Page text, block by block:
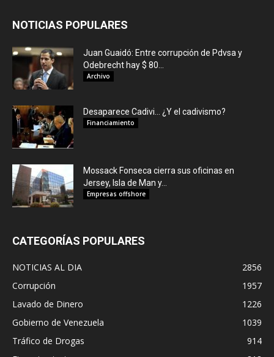
NOTICIAS POPULARES
Juan Guaidó: Entre corrupción de Pdvsa y
Odebrecht hay $ 80...
Archivo
Desaparece Cadivi… ¿Y el cadivismo?
Financiamiento
Mossack Fonseca cierra sus oficinas en
Jersey, Isla de Man y...
Empresas offshore
CATEGORÍAS POPULARES
NOTICIAS AL DIA
2856
Corrupción
1957
Lavado de Dinero
1226
Gobierno de Venezuela
1039
Tráfico de Drogas
914